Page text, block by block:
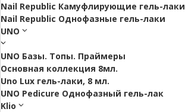
Nail Republic Камуфлирующие гель-лаки
Nail Republic Однофазные гель-лаки
UNO
UNO Базы. Топы. Праймеры
Основная коллекция 8мл.
Uno Lux гель-лаки, 8 мл.
UNO Pedicure Однофазный гель-лак
Klio